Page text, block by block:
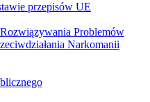
przepisów UE
Problemów
Narkomanii